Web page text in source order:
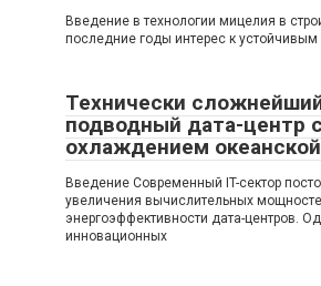
Введение в технологии мицелия в
последние годы интерес к
Технически
подводный дата-центр
охлаждением
Введение Современный IT-сектор
увеличения вычислительных
энергоэффективности дата-центров.
инновационных